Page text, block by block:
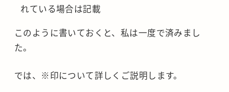
れている場合は記載
このように書いておくと、私は一度で済みまし
た。
では、※印について詳しくご説明します。